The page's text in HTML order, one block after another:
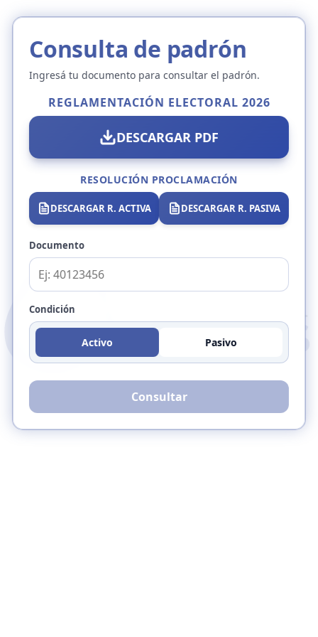
Consulta de padrón
Ingresá tu documento para consultar el padrón.
REGLAMENTACIÓN ELECTORAL 2026
DESCARGAR PDF
RESOLUCIÓN PROCLAMACIÓN
DESCARGAR R. ACTIVA DESCARGAR R. PASIVA
Documento
Condición
Activo Pasivo
Consultar